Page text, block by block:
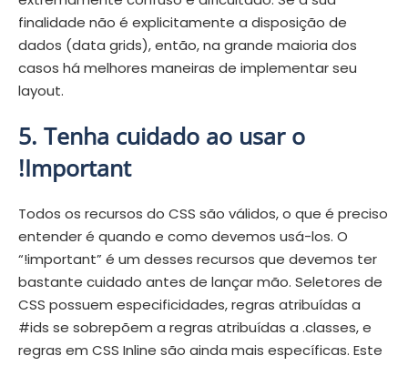
finalidade não é explicitamente a disposição de
dados (data grids), então, na grande maioria dos
casos há melhores maneiras de implementar seu
layout.
5. Tenha cuidado ao usar o
!Important
Todos os recursos do CSS são válidos, o que é preciso
entender é quando e como devemos usá-los. O
“!important” é um desses recursos que devemos ter
bastante cuidado antes de lançar mão. Seletores de
CSS possuem especificidades, regras atribuídas a
#ids se sobrepõem a regras atribuídas a .classes, e
regras em CSS Inline são ainda mais específicas. Este